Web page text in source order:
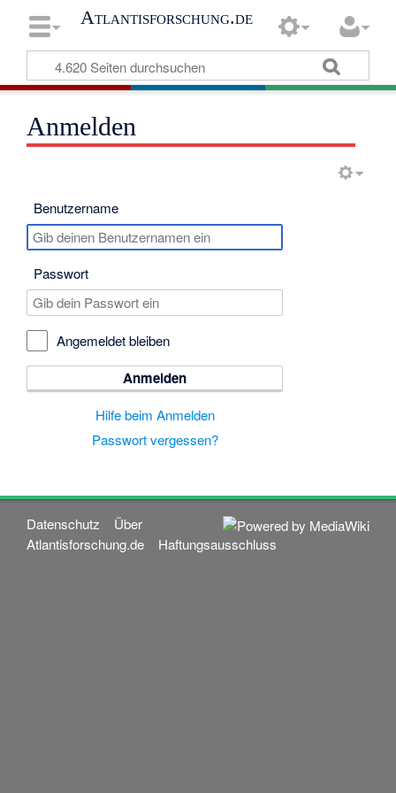
Atlantisforschung.de
Anmelden
Benutzername
Passwort
Angemeldet bleiben
Anmelden
Hilfe beim Anmelden
Passwort vergessen?
Datenschutz
Über
Atlantisforschung.de
Haftungsausschluss